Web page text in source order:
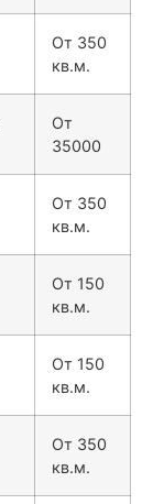
От 350
кв.м.
От
35000
От 350
кв.м.
От 150
кв.м.
От 150
кв.м.
От 350
кв.м.